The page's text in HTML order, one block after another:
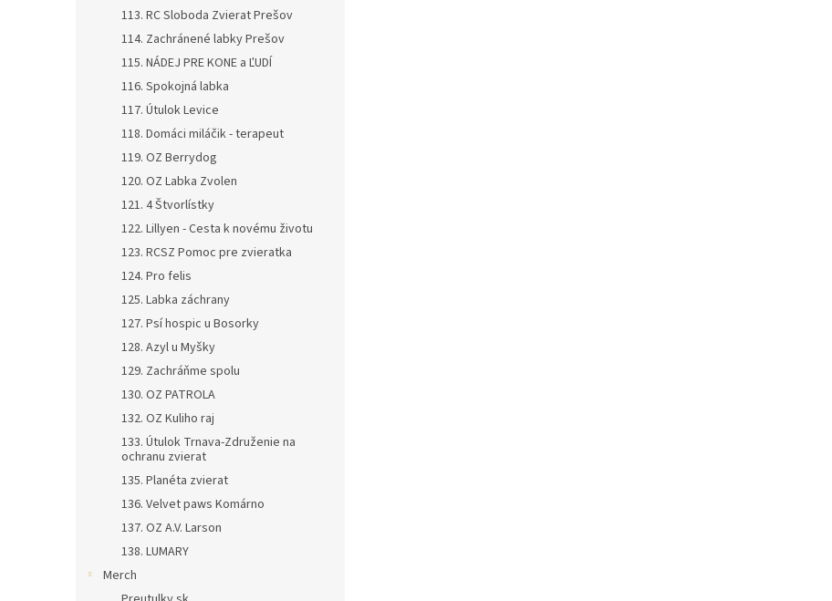
113. RC Sloboda Zvierat Prešov
114. Zachránené labky Prešov
115. NÁDEJ PRE KONE a ĽUDÍ
116. Spokojná labka
117. Útulok Levice
118. Domáci miláčik - terapeut
119. OZ Berrydog
120. OZ Labka Zvolen
121. 4 Štvorlístky
122. Lillyen - Cesta k novému životu
123. RCSZ Pomoc pre zvieratka
124. Pro felis
125. Labka záchrany
127. Psí hospic u Bosorky
128. Azyl u Myšky
129. Zachráňme spolu
130. OZ PATROLA
132. OZ Kuliho raj
133. Útulok Trnava-Združenie na
ochranu zvierat
135. Planéta zvierat
136. Velvet paws Komárno
137. OZ A.V. Larson
138. LUMARY
Merch